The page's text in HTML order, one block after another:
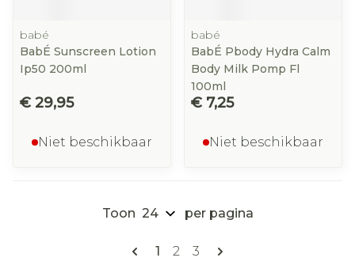
babé
BabÉ Sunscreen Lotion
Ip50 200ml
€ 29,95
Niet beschikbaar
babé
BabÉ Pbody Hydra Calm
Body Milk Pomp Fl
100ml
€ 7,25
Niet beschikbaar
Pagina's
U lees momenteel pagina
1 Pagina
2 Pagina
3
Toon per pagina